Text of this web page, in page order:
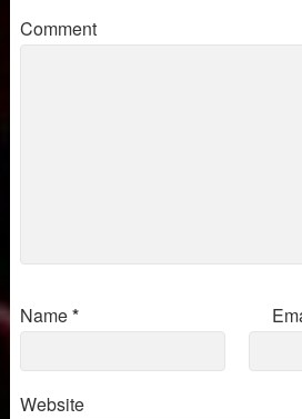
Comment
Name*
Website